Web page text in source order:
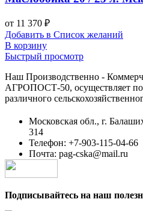
от 11 370 ₽
Добавить в Список желаний
В корзину
Быстрый просмотр
Наш Производственно -
АГРОПОСТ-50, осуществляет
различного
Московская обл., г.
314
Телефон: +7-903-115-04-66
Почта: pag-cska@mail.ru
Подписывайтесь на наш